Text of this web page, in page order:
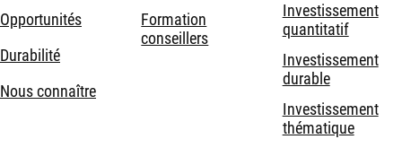
Opportunités
Durabilité
Nous connaître
Formation
conseillers
Investissement
quantitatif
Investissement
durable
Investissement
thématique